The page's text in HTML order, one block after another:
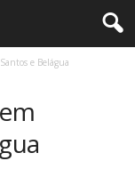
e Belágua